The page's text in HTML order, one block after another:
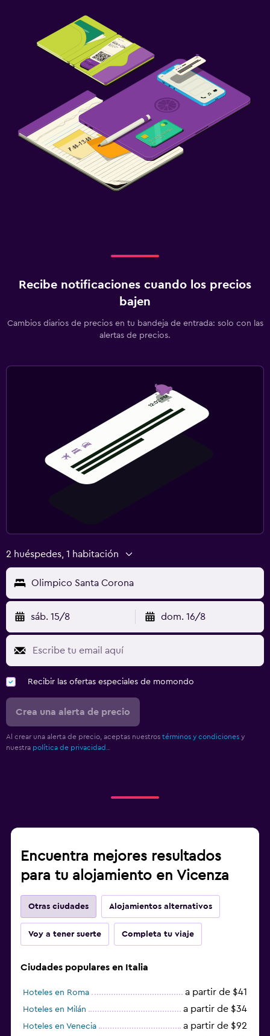
Recibe notificaciones cuando los precios
bajen
Cambios diarios de precios en tu bandeja de entrada: solo con las
alertas de precios.
2 huéspedes, 1 habitación
Olimpico Santa Corona
sáb. 15/8 dom. 16/8
Recibir las ofertas especiales de momondo
Crea una alerta de precio
Al crear una alerta de precio, aceptas nuestros términos y condiciones y
nuestra política de privacidad.
Encuentra mejores resultados
para tu alojamiento en Vicenza
Otras ciudades Alojamientos alternativos
Voy a tener suerte Completa tu viaje
Ciudades populares en Italia
Hoteles en Roma a partir de $41
Hoteles en Milán a partir de $34
Hoteles en Venecia a partir de $92